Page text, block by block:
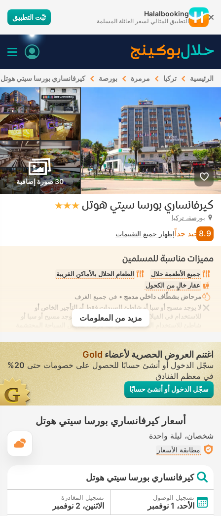
Halalbooking
التطبيق المثالي لسفر العائلة المسلمة ثبّت التطبيق
الرئيسية تركيا مرمرة بورصة كيرفانساري بورسا سيتي هوتل
30 صورة إضافية
كيرفانساري بورسا سيتي هوتل
بورصة، تركيا
8.9 جيد جداًإظهار جميع التقييمات
مميزات مناسبة للمسلمين
جميع الأطعمة حلال
الطعام الحلال بالأماكن القريبة
عقار خالٍ من الكحول
مرحاض بشطّاف داخلي مدمج • في جميع الغرف
لا يوجد مسبح أو سبا أو شاطئ للسيدات فقط أو للتأجير الخاص أو
للاستخدام في الفيلا/الغرفة يوفر الانعزال التام. لا يوجد مسبح أو سبا أو
شاطئ للاستخدام المُختلط يُسمح فيه بارتداء ملابس السباحة المحتشمة
مزيد من المعلومات
اغتنم العروض الحصرية لأعضاء Gold
سجّل الدخول أو أنشئ حسابًا للحصول على خصومات حتى20%
في معظم الفنادق
سجّل الدخول أو أنشئ حسابًا
أسعار كيرفانساري بورسا سيتي هوتل
شخصان ليلة واحدة
مطابقة الأسعار
كيرفانساري بورسا سيتي هوتل
تسجيل الوصول
الأحد، 1 نوفمبر
تسجيل المغادرة
الاثنين، 2 نوفمبر